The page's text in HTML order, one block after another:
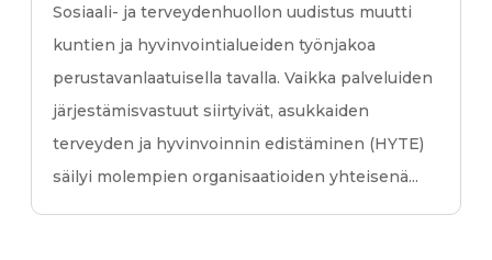
Sosiaali- ja terveydenhuollon uudistus muutti
kuntien ja hyvinvointialueiden työnjakoa
perustavanlaatuisella tavalla. Vaikka palveluiden
järjestämisvastuut siirtyivät, asukkaiden
terveyden ja hyvinvoinnin edistäminen (HYTE)
säilyi molempien organisaatioiden yhteisenä...